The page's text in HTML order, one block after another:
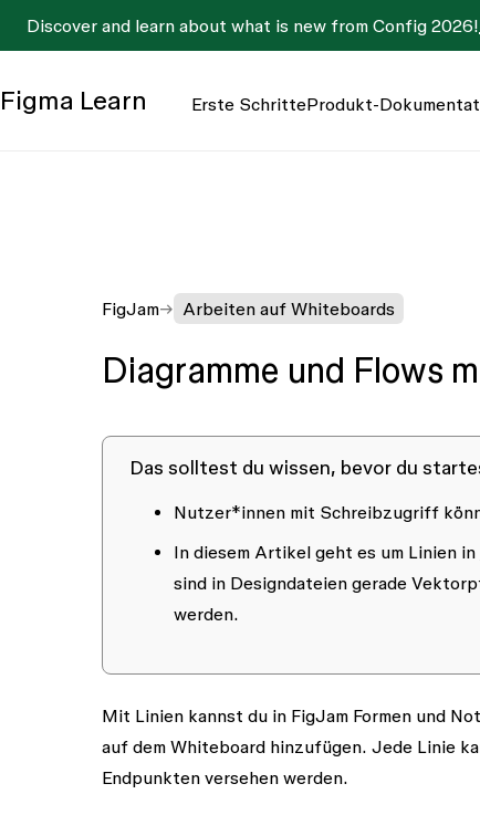
Discover and learn about what is new from Config 2026!
Figma Learn Erste SchritteProdukt-
FigJam Arbeiten auf Whiteboards
Diagramme und Flows
Das solltest du wissen, bevor du
Nutzer*innen mit Schreibzugriff
In diesem Artikel geht es um Linien in
sind in Designdateien gerade
werden.
Mit Linien kannst du in FigJam Formen und
auf dem Whiteboard hinzufügen. Jede Linie
Endpunkten versehen werden.